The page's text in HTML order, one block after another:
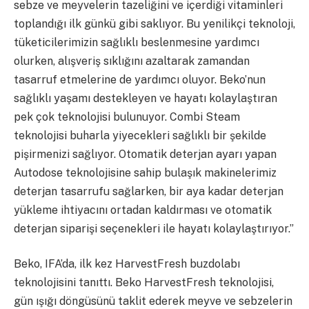
sebze ve meyvelerin tazeliğini ve içerdiği vitaminleri
toplandığı ilk günkü gibi saklıyor. Bu yenilikçi teknoloji,
tüketicilerimizin sağlıklı beslenmesine yardımcı
olurken, alışveriş sıklığını azaltarak zamandan
tasarruf etmelerine de yardımcı oluyor. Beko’nun
sağlıklı yaşamı destekleyen ve hayatı kolaylaştıran
pek çok teknolojisi bulunuyor. Combi Steam
teknolojisi buharla yiyecekleri sağlıklı bir şekilde
pişirmenizi sağlıyor. Otomatik deterjan ayarı yapan
Autodose teknolojisine sahip bulaşık makinelerimiz
deterjan tasarrufu sağlarken, bir aya kadar deterjan
yükleme ihtiyacını ortadan kaldırması ve otomatik
deterjan siparişi seçenekleri ile hayatı kolaylaştırıyor.”
Beko, IFA’da, ilk kez HarvestFresh buzdolabı
teknolojisini tanıttı. Beko HarvestFresh teknolojisi,
gün ışığı döngüsünü taklit ederek meyve ve sebzelerin